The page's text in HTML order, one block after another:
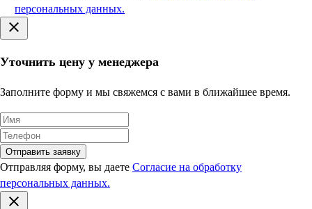
персональных данных.
Уточнить цену у менеджера
Заполните форму и мы свяжемся с вами в ближайшее время.
Отправить заявку
Отправляя форму, вы даете Согласие на обработку
персональных данных.